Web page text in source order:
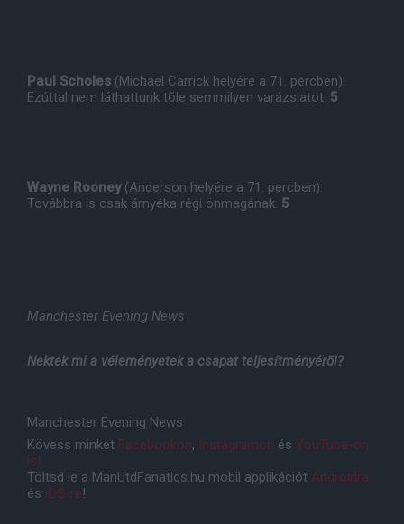
Paul Scholes (Michael Carrick helyére a 71. percben):
Ezúttal nem láthattunk tõle semmilyen varázslatot. 5
Wayne Rooney (Anderson helyére a 71. percben):
Továbbra is csak árnyéka régi önmagának. 5
Manchester Evening News
Nektek mi a véleményetek a csapat teljesítményérõl?
Manchester Evening News
Kövess minket Facebookon, Instagramon és YouTube-on
is!
Töltsd le a ManUtdFanatics.hu mobil applikációt Androidra
és iOS-re!